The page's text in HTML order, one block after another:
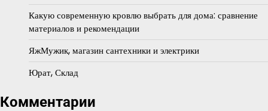
Какую современную кровлю выбрать для дома: сравнение
материалов и рекомендации
ЯжМужик, магазин сантехники и электрики
Юрат, Склад
Комментарии